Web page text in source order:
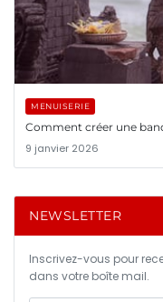
MENUISERIE
Comment créer une
9 janvier 2026
NEWSLETTER
Inscrivez-vous pour
dans votre boîte mail.